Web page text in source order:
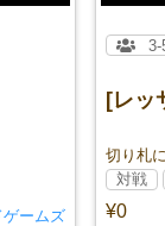
ゲームズ
[レッ
切り札
¥0
3-
対戦